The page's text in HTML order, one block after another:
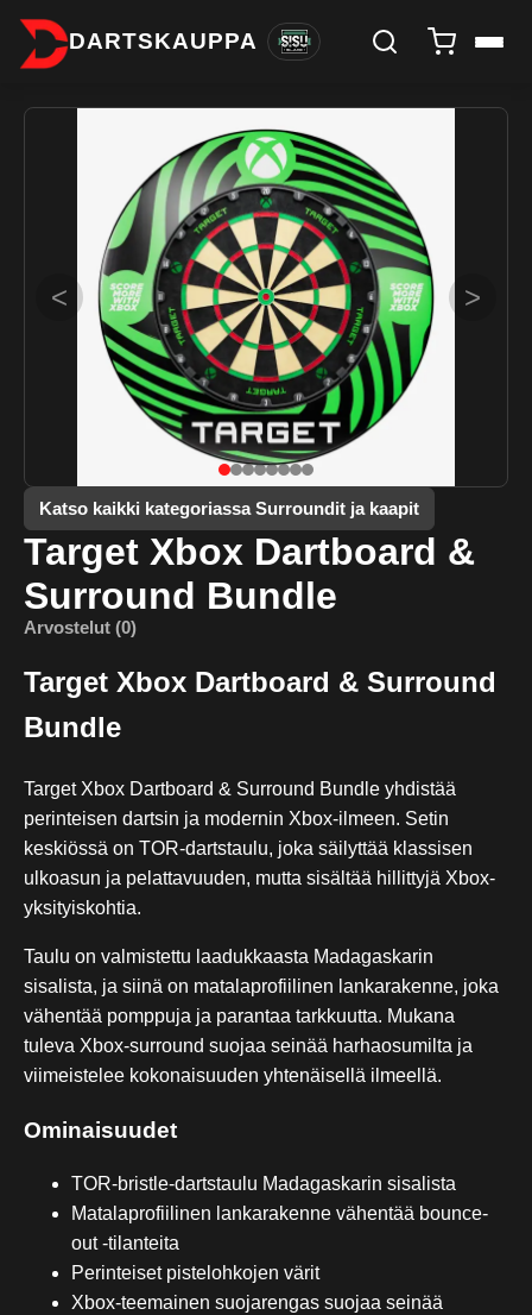
DARTSKAUPPA
< >
Katso kaikki kategoriassa Surroundit ja kaapit
Target Xbox Dartboard &
Surround Bundle
Arvostelut (0)
Target Xbox Dartboard & Surround
Bundle
Target Xbox Dartboard & Surround Bundle yhdistää
perinteisen dartsin ja modernin Xbox-ilmeen. Setin
keskiössä on TOR-dartstaulu, joka säilyttää klassisen
ulkoasun ja pelattavuuden, mutta sisältää hillittyjä Xbox-
yksityiskohtia.
Taulu on valmistettu laadukkaasta Madagaskarin
sisalista, ja siinä on matalaprofiilinen lankarakenne, joka
vähentää pomppuja ja parantaa tarkkuutta. Mukana
tuleva Xbox-surround suojaa seinää harhaosumilta ja
viimeistelee kokonaisuuden yhtenäisellä ilmeellä.
Ominaisuudet
TOR-bristle-dartstaulu Madagaskarin sisalista
Matalaprofiilinen lankarakenne vähentää bounce-
out -tilanteita
Perinteiset pistelohkojen värit
Xbox-teemainen suojarengas suojaa seinää